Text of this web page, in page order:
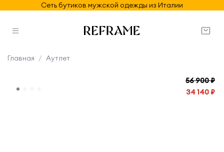
Сеть бутиков мужской одежды из Италии
Главная Аутлет
56 900 ₽
34 140 ₽